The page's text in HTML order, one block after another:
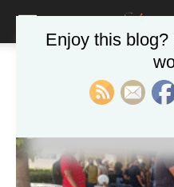
very
lyons
teaches
you
Ετικέτα: έξωση
Enjoy this